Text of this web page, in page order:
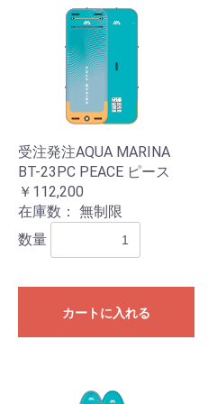
受注発注AQUA MARINA
BT-23PC PEACE ピース
￥112,200
在庫数： 無制限
数量
カートに入れる